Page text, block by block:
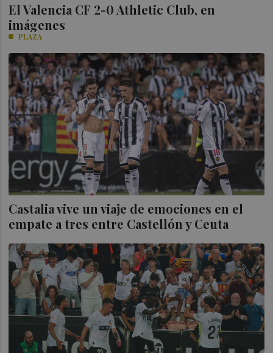
El Valencia CF 2-0 Athletic Club, en
imágenes
PLAZA
Castalia vive un viaje de emociones en el
empate a tres entre Castellón y Ceuta